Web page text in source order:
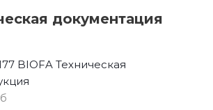
документация
BIOFA Техническая